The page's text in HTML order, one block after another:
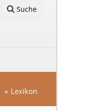
Suche
Lexikon